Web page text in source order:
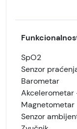
SpO2
Senzor
Barometar
Akcelerometar
Magnetometar
Senzor